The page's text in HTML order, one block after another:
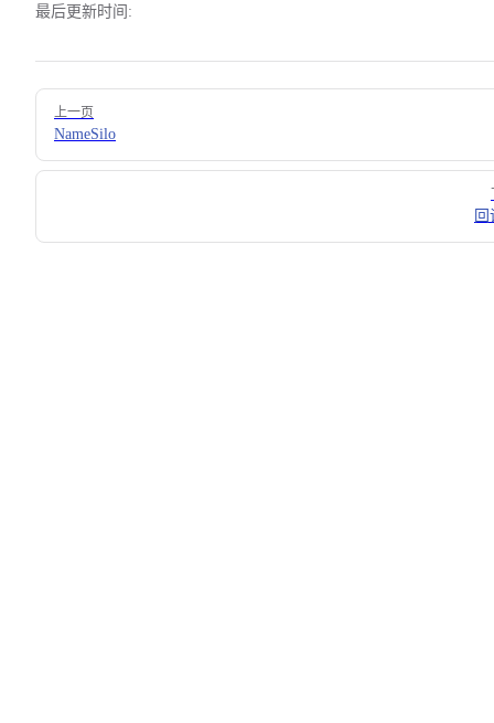
最后更新时间:
Pager
上一页
NameSilo